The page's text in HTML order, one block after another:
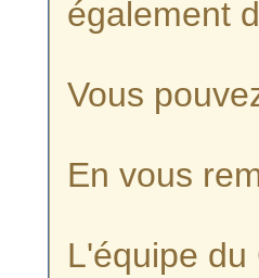
également
Vous
En vous
L'équipe du